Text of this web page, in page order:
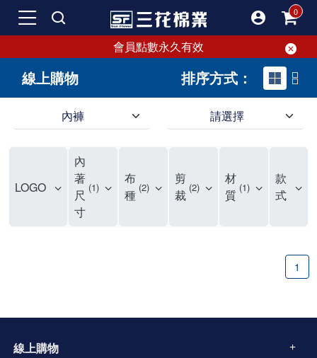
會員點數永久有效
線上購物 排序方式：
內褲 請選擇
LOGO
內
著
尺
寸
1
布
種 2
剪
裁 2
材
質 1
款
式
1
線上購物